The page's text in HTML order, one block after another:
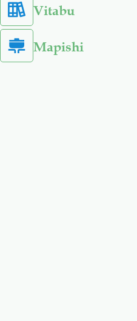
Vitabu
Mapishi